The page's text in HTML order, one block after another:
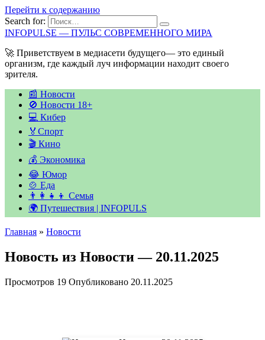
Перейти к содержанию
Search for:
INFOPULSE — ПУЛЬС СОВРЕМЕННОГО МИРА
🚀 Приветствуем в медиасети будущего— это единый
организм, где каждый луч информации находит своего
зрителя.
📰 Новости
🚫 Новости 18+
💻 Кибер
🏅Спорт
🎬 Кино
💰 Экономика
😂 Юмор
🍲 Еда
👨‍👩‍👧‍👦 Семья
🌍 Путешествия | INFOPULS
Главная » Новости
Новость из Новости — 20.11.2025
Просмотров 19 Опубликовано 20.11.2025